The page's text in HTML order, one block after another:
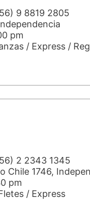
9 8819 2805
pm
/ Express /
2 2343 1345
Chile 1746,
pm
/ Express